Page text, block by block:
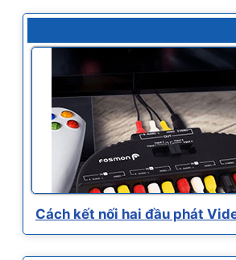
Cách kết nối hai đầu phát